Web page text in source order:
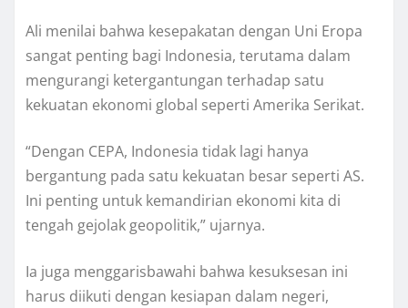
Ali menilai bahwa kesepakatan dengan Uni Eropa
sangat penting bagi Indonesia, terutama dalam
mengurangi ketergantungan terhadap satu
kekuatan ekonomi global seperti Amerika Serikat.
“Dengan CEPA, Indonesia tidak lagi hanya
bergantung pada satu kekuatan besar seperti AS.
Ini penting untuk kemandirian ekonomi kita di
tengah gejolak geopolitik,” ujarnya.
Ia juga menggarisbawahi bahwa kesuksesan ini
harus diikuti dengan kesiapan dalam negeri,